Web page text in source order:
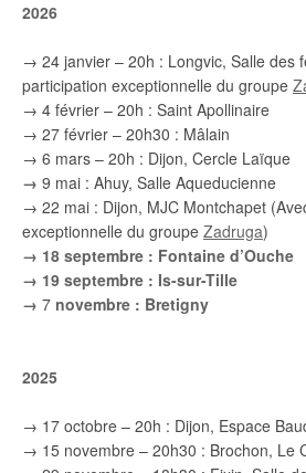
2026
→ 24 janvier – 20h : Longvic, Salle des
participation exceptionnelle du groupe
→ 4 février – 20h : Saint Apollinaire
→ 27 février – 20h30 : Mâlain
→ 6 mars – 20h : Dijon, Cercle Laïque
→ 9 mai : Ahuy, Salle Aqueducienne
→ 22 mai : Dijon, MJC Montchapet
exceptionnelle du groupe Zadruga)
→ 18 septembre : Fontaine d’Ouche
→ 19 septembre : Is-sur-Tille
→ 7 novembre : Bretigny
2025
→ 17 octobre – 20h : Dijon, Espace
→ 15 novembre – 20h30 : Brochon, Le